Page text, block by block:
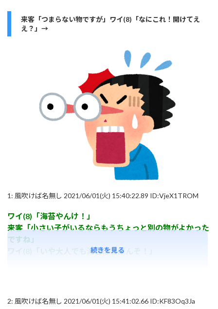
来客「つまらない物ですが」ワイ(8)「なにこれ！開けてえ
え？」→
1: 風吹けば名無し 2021/06/01(火) 15:40:22.89 ID:VjeX1TROM
ワイ(8)「海苔やんけ！」
来客「小さい子がいるならもうちょっと別の物がよかった
ですね」
ワイ(8)「いや大人でも海苔は喜ばんぞ！」
2: 風吹けば名無し 2021/06/01(火) 15:41:02.66 ID:KF83Oq3Ja
続きを見る